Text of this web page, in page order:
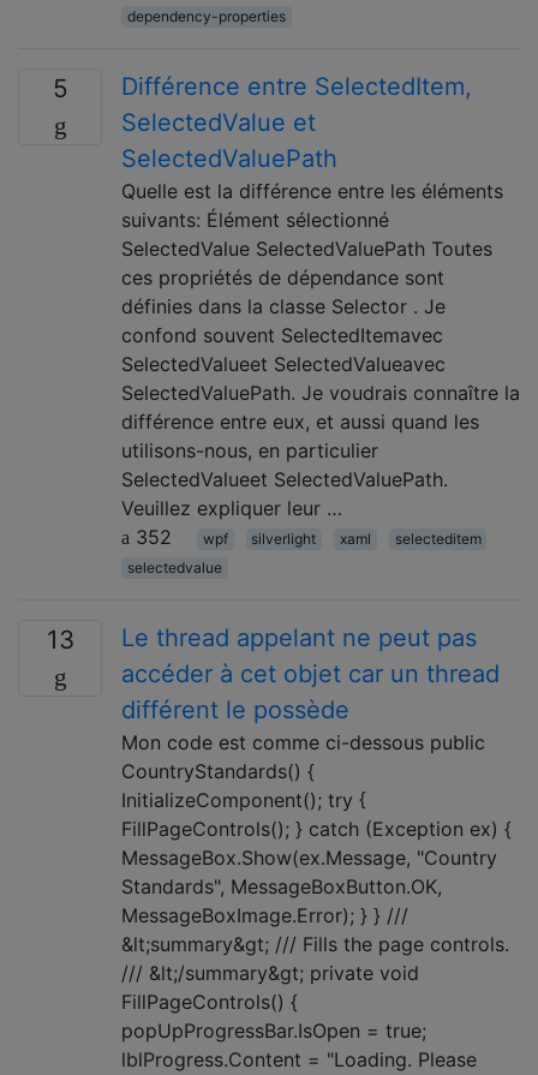
dependency-properties
5
Différence entre SelectedItem,
SelectedValue et
SelectedValuePath
Quelle est la différence entre les éléments
suivants: Élément sélectionné
SelectedValue SelectedValuePath Toutes
ces propriétés de dépendance sont
définies dans la classe Selector . Je
confond souvent SelectedItemavec
SelectedValueet SelectedValueavec
SelectedValuePath. Je voudrais connaître la
différence entre eux, et aussi quand les
utilisons-nous, en particulier
SelectedValueet SelectedValuePath.
Veuillez expliquer leur …
352
wpf silverlight xaml
selecteditem
selectedvalue
13
Le thread appelant ne peut pas
accéder à cet objet car un thread
différent le possède
Mon code est comme ci-dessous public
CountryStandards() {
InitializeComponent(); try {
FillPageControls(); } catch (Exception ex) {
MessageBox.Show(ex.Message, "Country
Standards", MessageBoxButton.OK,
MessageBoxImage.Error); } } ///
&lt;summary&gt; /// Fills the page controls.
/// &lt;/summary&gt; private void
FillPageControls() {
popUpProgressBar.IsOpen = true;
lblProgress.Content = "Loading. Please